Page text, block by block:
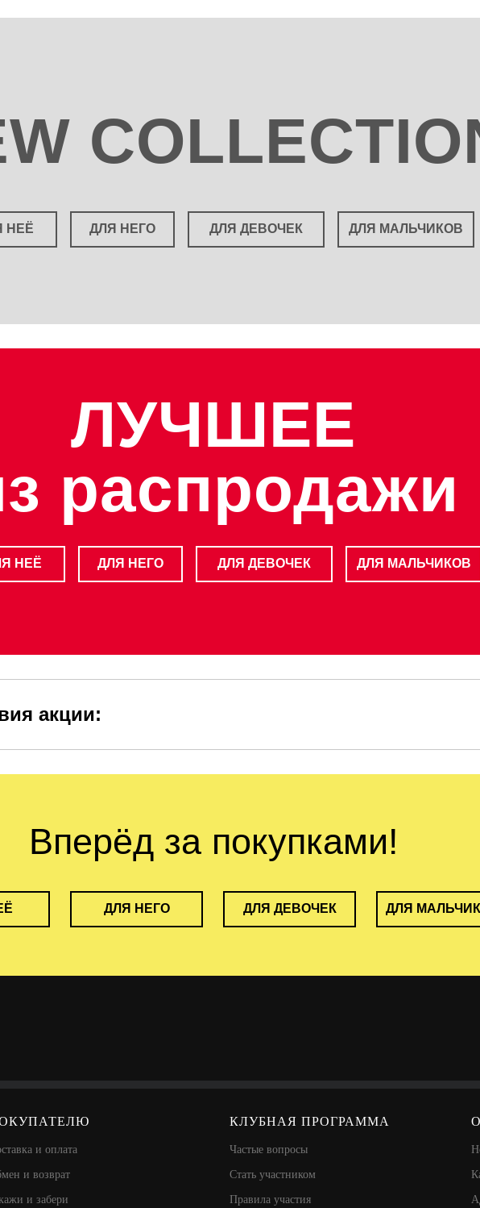
НЕЁ ДЛЯ НЕГО ДЛЯ ДЕВОЧЕК ДЛЯ МАЛЬЧИКОВ
ЛУЧШЕЕ
распродажи
НЕЁ ДЛЯ НЕГО ДЛЯ ДЕВОЧЕК ДЛЯ МАЛЬЧИКОВ
акции:
Вперёд за покупками!
ДЛЯ НЕГО ДЛЯ ДЕВОЧЕК ДЛЯ
и оплата
и возврат
и забери
КЛУБНАЯ ПРОГРАММА
Частые вопросы
Стать участником
Правила участия